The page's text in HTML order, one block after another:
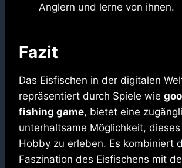
Anglern und lerne von ihnen.
Fazit
Das Eisfischen in der digitalen
repräsentiert durch Spiele wie
fishing game, bietet eine
unterhaltsame Möglichkeit,
Hobby zu erleben. Es kombiniert
Faszination des Eisfischens mit